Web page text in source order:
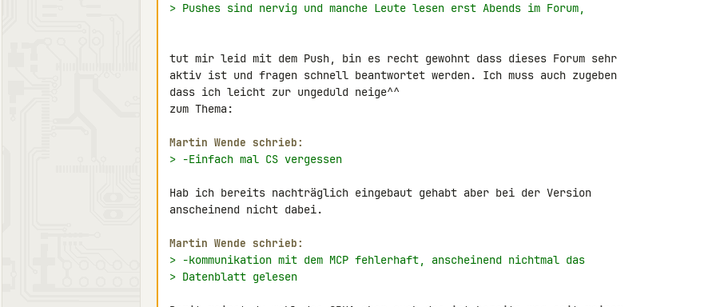
> Pushes sind nervig und manche Leute lesen erst Abends im Forum,
tut mir leid mit dem Push, bin es recht gewohnt dass dieses Forum sehr
aktiv ist und fragen schnell beantwortet werden. Ich muss auch zugeben
dass ich leicht zur ungeduld neige^^
zum Thema:
Martin Wende schrieb:
> -Einfach mal CS vergessen
Hab ich bereits nachträglich eingebaut gehabt aber bei der Version
anscheinend nicht dabei.
Martin Wende schrieb:
> -kommunikation mit dem MCP fehlerhaft, anscheinend nichtmal das
> Datenblatt gelesen